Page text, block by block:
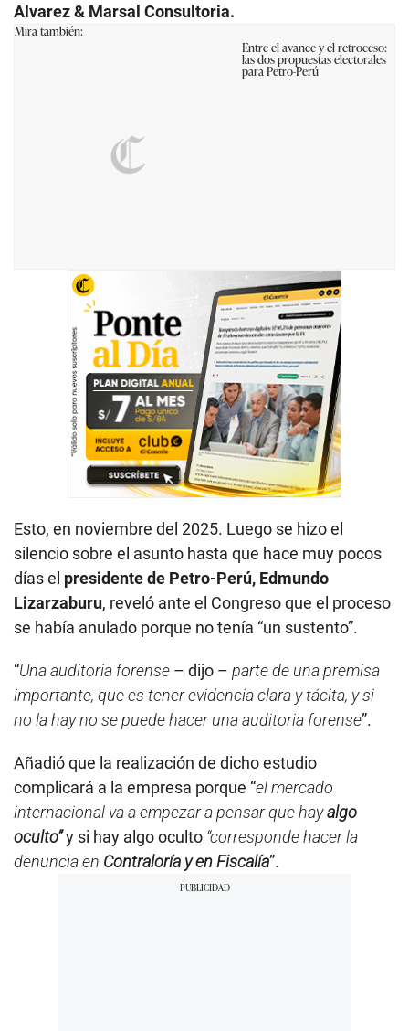
Alvarez & Marsal Consultoria.
Mira también:
Entre el avance y el retroceso:
las dos propuestas electorales
para Petro-Perú
Esto, en noviembre del 2025. Luego se hizo el
silencio sobre el asunto hasta que hace muy pocos
días el presidente de Petro-Perú, Edmundo
Lizarzaburu, reveló ante el Congreso que el proceso
se había anulado porque no tenía “un sustento”.
“Una auditoria forense – dijo – parte de una premisa
importante, que es tener evidencia clara y tácita, y si
no la hay no se puede hacer una auditoria forense”.
Añadió que la realización de dicho estudio
complicará a la empresa porque “el mercado
internacional va a empezar a pensar que hayalgo
oculto”y si hay algo oculto “corresponde hacer la
denuncia en Contraloría y en Fiscalía”.